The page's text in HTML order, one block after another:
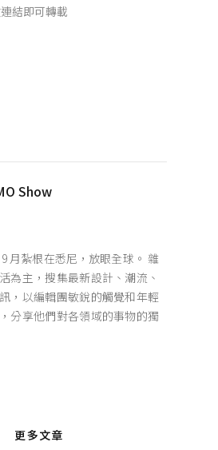
結即可轉載
Show
9 月紮根在悉尼，放眼全球。 雜
為主，搜集最新設計、潮流、
，以編輯團敏銳的觸覺和年輕
分享他們對各領域的事物的獨
更多文章